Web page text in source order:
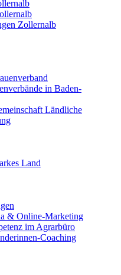
Zollernalb
in Baden-
Ländliche
Land
& Online-Marketing
im Agrarbüro
Coaching